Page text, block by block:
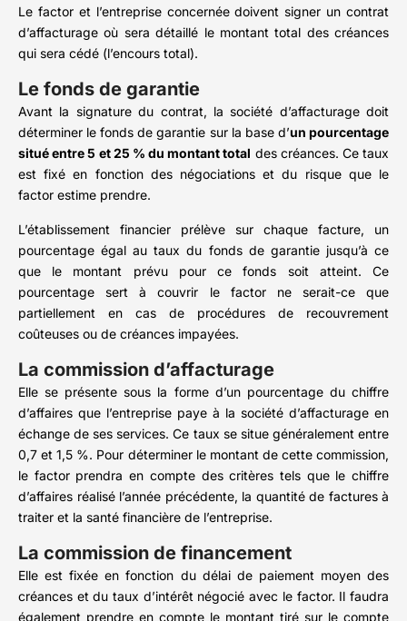
Le factor et l’entreprise concernée doivent signer un contrat
d’affacturage où sera détaillé le montant total des créances
qui sera cédé (l’encours total).
Le fonds de garantie
Avant la signature du contrat, la société d’affacturage doit
déterminer le fonds de garantie sur la base d’un pourcentage
situé entre 5 et 25 % du montant total des créances. Ce taux
est fixé en fonction des négociations et du risque que le
factor estime prendre.
L’établissement financier prélève sur chaque facture, un
pourcentage égal au taux du fonds de garantie jusqu’à ce
que le montant prévu pour ce fonds soit atteint. Ce
pourcentage sert à couvrir le factor ne serait-ce que
partiellement en cas de procédures de recouvrement
coûteuses ou de créances impayées.
La commission d’affacturage
Elle se présente sous la forme d’un pourcentage du chiffre
d’affaires que l’entreprise paye à la société d’affacturage en
échange de ses services. Ce taux se situe généralement entre
0,7 et 1,5 %. Pour déterminer le montant de cette commission,
le factor prendra en compte des critères tels que le chiffre
d’affaires réalisé l’année précédente, la quantité de factures à
traiter et la santé financière de l’entreprise.
La commission de financement
Elle est fixée en fonction du délai de paiement moyen des
créances et du taux d’intérêt négocié avec le factor. Il faudra
également prendre en compte le montant tiré sur le compte